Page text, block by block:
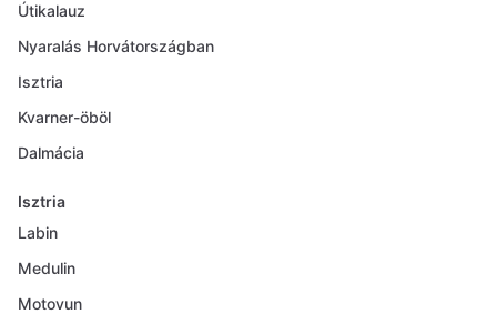
Útikalauz
Nyaralás Horvátországban
Isztria
Kvarner-öböl
Dalmácia
Isztria
Labin
Medulin
Motovun